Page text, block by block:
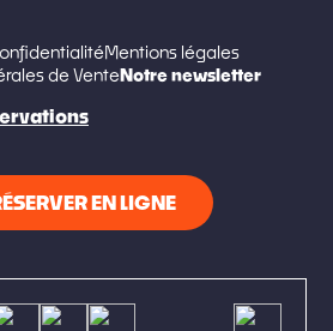
Mentions légales
de VenteNotre newsletter
EN LIGNE